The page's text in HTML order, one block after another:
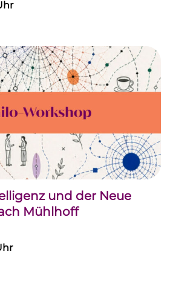
und der Neue
Mühlhoff